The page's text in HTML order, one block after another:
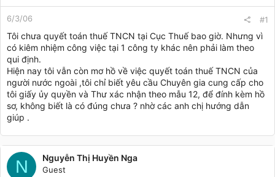
6/3/06 #1
Tôi chưa quyết toán thuế TNCN tại Cục Thuế bao giờ. Nhưng vì
có kiêm nhiệm công việc tại 1 công ty khác nên phải làm theo
qui định.
Hiện nay tôi vẫn còn mơ hồ về việc quyết toán thuế TNCN của
người nước ngoài ,tôi chỉ biết yêu cầu Chuyên gia cung cấp cho
tôi giấy ủy quyền và Thư xác nhận theo mẫu 12, để đính kèm hồ
sơ, không biết là có đúng chưa ? nhờ các anh chị hướng dẫn
giúp .
N Nguyễn Thị Huyền Nga
Guest